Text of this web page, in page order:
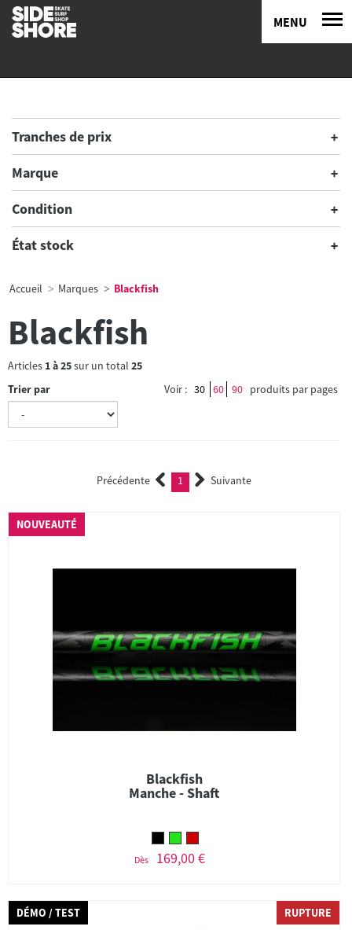
MENU
Tranches de prix
Marque
Condition
État stock
Accueil Marques Blackfish
Blackfish
Articles 1à25sur un total 25
Trier par
Voir : 30 60 90 produits par pages
Précédente 1 (current)Suivante
NOUVEAUTÉ
Blackfish
Manche - Shaft
Dès 169,00 €
DÉMO / TEST RUPTURE